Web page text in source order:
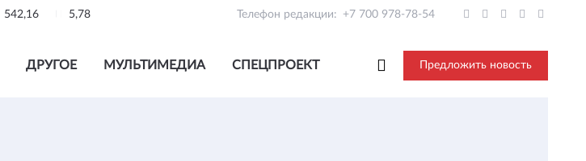
542,16 5,78 Телефон редакции: +7 700 978-78-54
ДРУГОЕ МУЛЬТИМЕДИА СПЕЦПРОЕКТ Предложить новость